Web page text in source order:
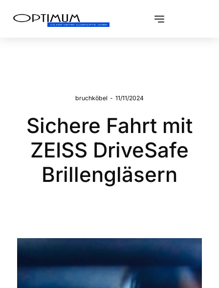
bruchköbel - 11/11/2024
Sichere Fahrt mit
ZEISS DriveSafe
Brillengläsern